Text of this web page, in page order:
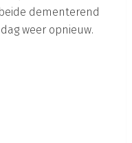
dementerend
weer opnieuw.